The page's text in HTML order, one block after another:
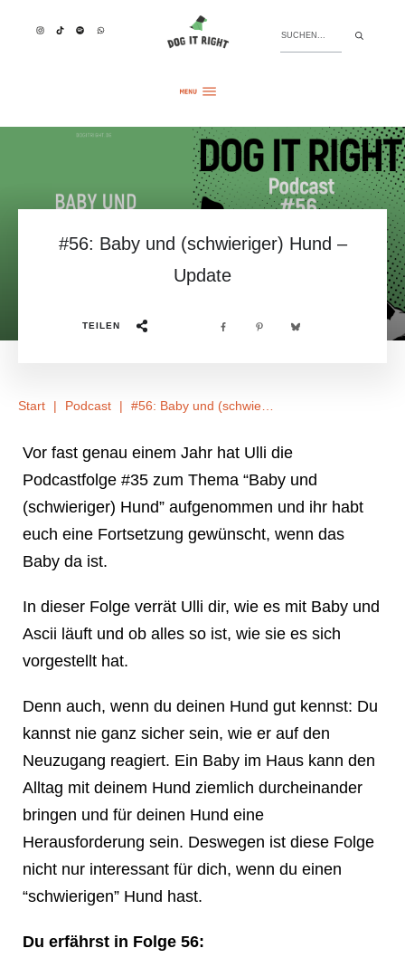
#56: Baby und (schwieriger) Hund –
Update
TEILEN
Start | Podcast |
Vor fast genau einem Jahr hat Ulli die
Podcastfolge #35 zum Thema “Baby und
(schwieriger) Hund” aufgenommen und ihr habt
euch eine Fortsetzung gewünscht, wenn das
Baby da ist.
In dieser Folge verrät Ulli dir, wie es mit Baby und
Ascii läuft und ob alles so ist, wie sie es sich
vorgestellt hat.
Denn auch, wenn du deinen Hund gut kennst: Du
kannst nie ganz sicher sein, wie er auf den
Neuzugang reagiert. Ein Baby im Haus kann den
Alltag mit deinem Hund ziemlich durcheinander
bringen und für deinen Hund eine
Herausforderung sein. Deswegen ist diese Folge
nicht nur interessant für dich, wenn du einen
“schwierigen” Hund hast.
Du erfährst in Folge 56: